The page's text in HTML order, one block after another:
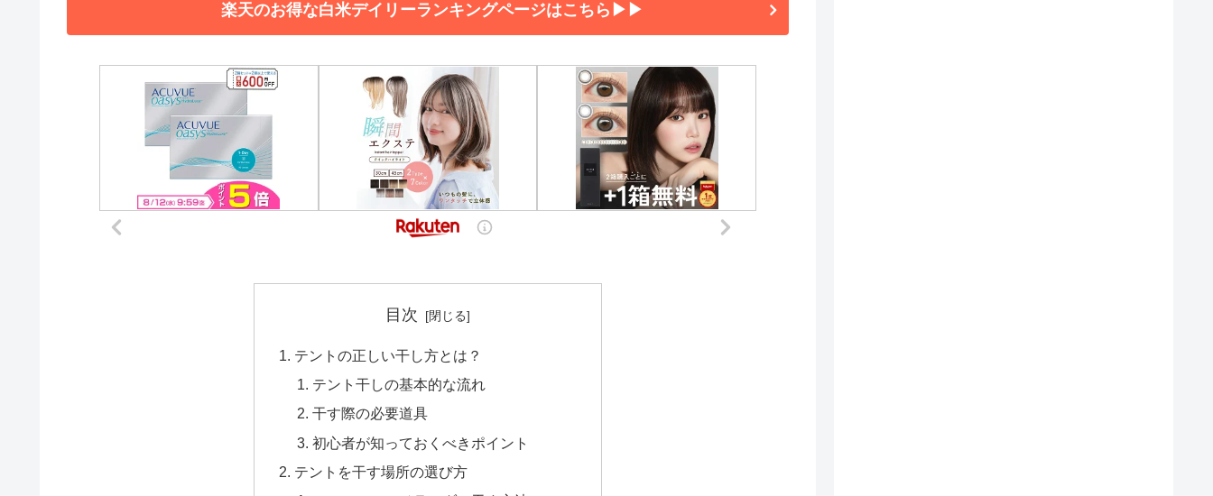
楽天のお得な白米デイリーランキングページはこちら▶▶
目次
テントの正しい干し方とは？
テント干しの基本的な流れ
干す際の必要道具
初心者が知っておくべきポイント
テントを干す場所の選び方